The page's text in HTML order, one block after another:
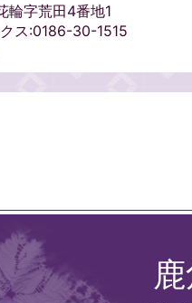
輪字荒田4番地1
ス:0186-30-1515